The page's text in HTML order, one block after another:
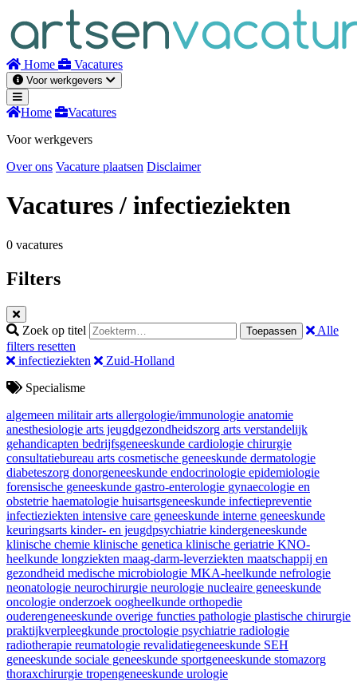
inhoud
Home Vacatures
Voor werkgevers
Home
Vacatures
Voor werkgevers
Over ons Vacature plaatsen Disclaimer
Vacatures/ infectieziekten
0 vacatures
Filters
Zoek op titel Toepassen
Alle
filters resetten
infectieziekten
Zuid-Holland
Specialisme
algemeen militair arts allergologie/immunologie anatomie
anesthesiologie arts jeugdgezondheidszorg arts verstandelijk
gehandicapten bedrijfsgeneeskunde cardiologie chirurgie
consultatiebureau arts cosmetische geneeskunde dermatologie
diabeteszorg donorgeneeskunde endocrinologie epidemiologie
forensische geneeskunde gastro-enterologie gynaecologie en
obstetrie haematologie huisartsgeneeskunde infectiepreventie
infectieziekten intensive care geneeskunde interne geneeskunde
keuringsarts kinder- en jeugdpsychiatrie kindergeneeskunde
klinische chemie klinische genetica klinische geriatrie KNO-
heelkunde longziekten maag-darm-leverziekten maatschappij en
gezondheid medische microbiologie MKA-heelkunde nefrologie
neonatologie neurochirurgie neurologie nucleaire geneeskunde
oncologie onderzoek oogheelkunde orthopedie
ouderengeneeskunde overige functies pathologie plastische chirurgie
praktijkverpleegkunde proctologie psychiatrie radiologie
radiotherapie reumatologie revalidatiegeneeskunde SEH
geneeskunde sociale geneeskunde sportgeneeskunde stomazorg
thoraxchirurgie tropengeneeskunde urologie